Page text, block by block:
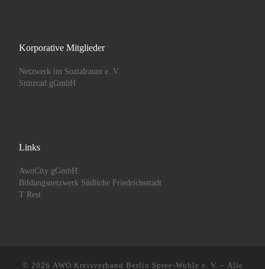
Korporative Mitglieder
Netzwerk im Sozialraum e. V.
Stützrad gGmbH
Links
AwoCity gGmbH
Bildungsnetzwerk Südliche Friedrichsstadt
T Rest
© 2026 AWO Kreisverband Berlin Spree-Wuhle e. V. – Alle